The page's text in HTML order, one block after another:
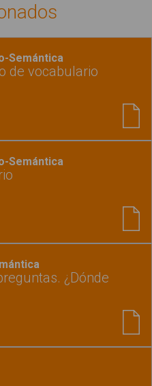
Semántica
de vocabulario
Semántica
¿Dónde